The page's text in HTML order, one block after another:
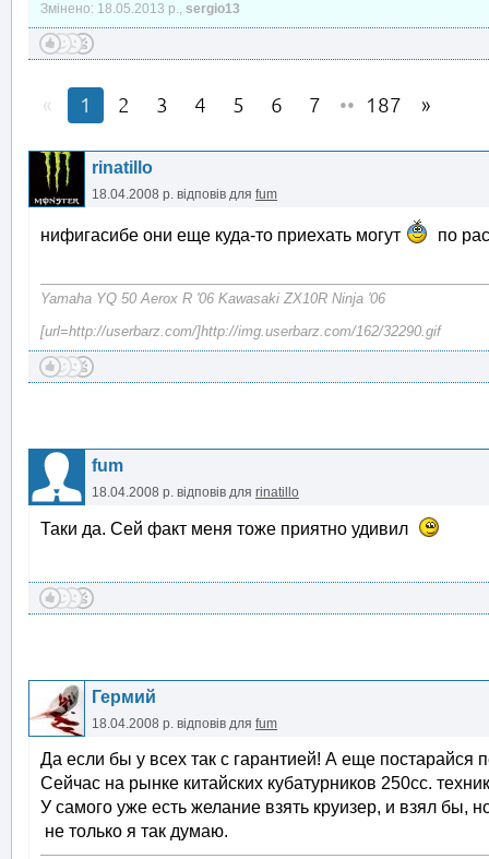
Змінено: 18.05.2013 р., sergio13
1 2 3 4 5 6 7 •• 187
rinatillo
18.04.2008 р. відповів для fum
нифигасибе они еще куда-то приехать могут по
Yamaha YQ 50 Aerox R '06 Kawasaki ZX10R Ninja '06
[url=http://userbarz.com/]http://img.userbarz.com/162/32290.gif
fum
18.04.2008 р. відповів для rinatillo
Таки да. Сей факт меня тоже приятно удивил
Гермий
18.04.2008 р. відповів для fum
Да если бы у всех так с гарантией! А еще постарайся
Сейчас на рынке китайских кубатурников 250сс.
У самого уже есть желание взять круизер, и взял бы,
не только я так думаю.